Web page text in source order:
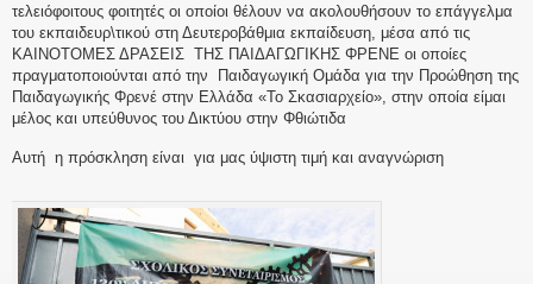
τελειόφοιτους φοιτητές οι οποίοι θέλουν να ακολουθήσουν το επάγγελμα
του εκπαιδευρ\τικού στη Δευτεροβάθμια εκπαίδευση, μέσα από τις
ΚΑΙΝΟΤΟΜΕΣ ΔΡΑΣΕΙΣ ΤΗΣ ΠΑΙΔΑΓΩΓΙΚΗΣ ΦΡΕΝΕ οι οποίες
πραγματοποιούνται από την Παιδαγωγική Ομάδα για την Προώθηση της
Παιδαγωγικής Φρενέ στην Ελλάδα «Το Σκασιαρχείο», στην οποία είμαι
μέλος και υπεύθυνος του Δικτύου στην Φθιώτιδα
Αυτή η πρόσκληση είναι για μας ύψιστη τιμή και αναγνώριση